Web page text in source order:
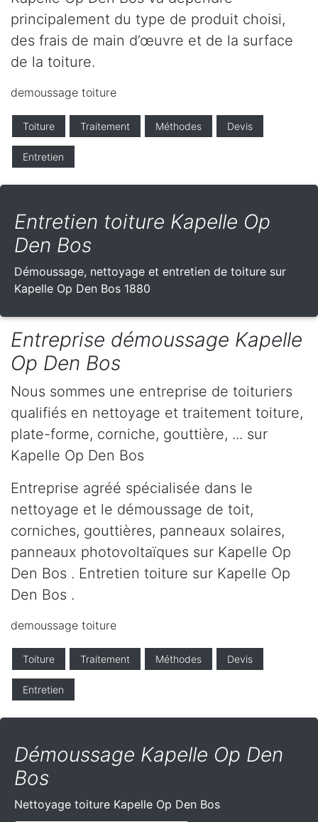
principalement du type de produit choisi,
des frais de main d’œuvre et de la surface
de la toiture.
demoussage toiture
Toiture Traitement Méthodes Devis
Entretien
Entretien toiture Kapelle Op
Den Bos
Démoussage, nettoyage et entretien de toiture sur
Kapelle Op Den Bos 1880
Entreprise démoussage Kapelle
Op Den Bos
Nous sommes une entreprise de toituriers
qualifiés en nettoyage et traitement toiture,
plate-forme, corniche, gouttière, ... sur
Kapelle Op Den Bos
Entreprise agréé spécialisée dans le
nettoyage et le démoussage de toit,
corniches, gouttières, panneaux solaires,
panneaux photovoltaïques sur Kapelle Op
Den Bos . Entretien toiture sur Kapelle Op
Den Bos .
demoussage toiture
Toiture Traitement Méthodes Devis
Entretien
Démoussage Kapelle Op Den
Bos
Nettoyage toiture Kapelle Op Den Bos